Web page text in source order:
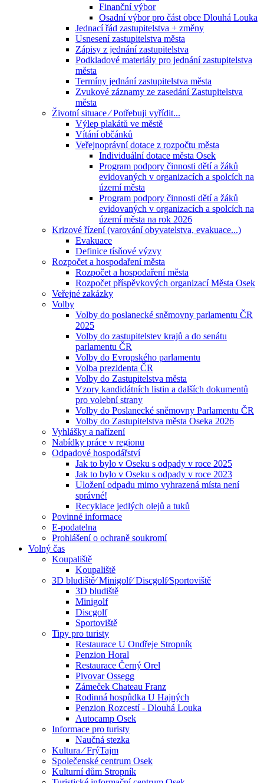
Finanční výbor
Osadní výbor pro část obce Dlouhá Louka
Jednací řád zastupitelstva + změny
Usnesení zastupitelstva města
Zápisy z jednání zastupitelstva
Podkladové materiály pro jednání zastupitelstva
města
Termíny jednání zastupitelstva města
Zvukové záznamy ze zasedání Zastupitelstva
města
Životní situace ⁄ Potřebuji vyřídit...
Výlep plakátů ve městě
Vítání občánků
Veřejnoprávní dotace z rozpočtu města
Individuální dotace města Osek
Program podpory činnosti dětí a žáků
evidovaných v organizacích a spolcích na
území města
Program podpory činnosti dětí a žáků
evidovaných v organizacích a spolcích na
území města na rok 2026
Krizové řízení (varování obyvatelstva, evakuace...)
Evakuace
Definice tísňové výzvy
Rozpočet a hospodaření města
Rozpočet a hospodaření města
Rozpočet příspěvkových organizací Města Osek
Veřejné zakázky
Volby
Volby do poslanecké sněmovny parlamentu ČR
2025
Volby do zastupitelstev krajů a do senátu
parlamentu ČR
Volby do Evropského parlamentu
Volba prezidenta ČR
Volby do Zastupitelstva města
Vzory kandidátních listin a dalších dokumentů
pro volební strany
Volby do Poslanecké sněmovny Parlamentu ČR
Volby do Zastupitelstva města Oseka 2026
Vyhlášky a nařízení
Nabídky práce v regionu
Odpadové hospodářství
Jak to bylo v Oseku s odpady v roce 2025
Jak to bylo v Oseku s odpady v roce 2023
Uložení odpadu mimo vyhrazená místa není
správné!
Recyklace jedlých olejů a tuků
Povinné informace
E-podatelna
Prohlášení o ochraně soukromí
Volný čas
Koupaliště
Koupaliště
3D bludiště⁄ Minigolf⁄ Discgolf⁄Sportoviště
3D bludiště
Minigolf
Discgolf
Sportoviště
Tipy pro turisty
Restaurace U Ondřeje Stropník
Penzion Horal
Restaurace Černý Orel
Pivovar Ossegg
Zámeček Chateau Franz
Rodinná hospůdka U Hajných
Penzion Rozcestí - Dlouhá Louka
Autocamp Osek
Informace pro turisty
Naučná stezka
Kultura ⁄ FrýTajm
Společenské centrum Osek
Kulturní dům Stropník